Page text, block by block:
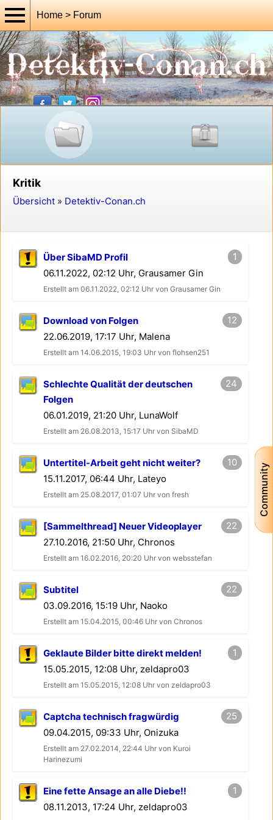
Home > Forum
Community
Kritik
Übersicht » Detektiv-Conan.ch
Über SibaMD Profil
06.11.2022, 02:12 Uhr, Grausamer Gin
Erstellt am 06.11.2022, 02:12 Uhr von Grausamer Gin
1
Download von Folgen
22.06.2019, 17:17 Uhr, Malena
Erstellt am 14.06.2015, 19:03 Uhr von flohsen251
12
Schlechte Qualität der deutschen
Folgen
06.01.2019, 21:20 Uhr, LunaWolf
Erstellt am 26.08.2013, 15:17 Uhr von SibaMD
24
Untertitel-Arbeit geht nicht weiter?
15.11.2017, 06:44 Uhr, Lateyo
Erstellt am 25.08.2017, 01:07 Uhr von fresh
10
[Sammelthread] Neuer Videoplayer
27.10.2016, 21:50 Uhr, Chronos
Erstellt am 16.02.2016, 20:20 Uhr von websstefan
22
Subtitel
03.09.2016, 15:19 Uhr, Naoko
Erstellt am 15.04.2015, 00:46 Uhr von Chronos
22
Geklaute Bilder bitte direkt melden!
15.05.2015, 12:08 Uhr, zeldapro03
Erstellt am 15.05.2015, 12:08 Uhr von zeldapro03
1
Captcha technisch fragwürdig
09.04.2015, 09:33 Uhr, Onizuka
Erstellt am 27.02.2014, 22:44 Uhr von Kuroi
Harinezumi
25
Eine fette Ansage an alle Diebe!!
08.11.2013, 17:24 Uhr, zeldapro03
1